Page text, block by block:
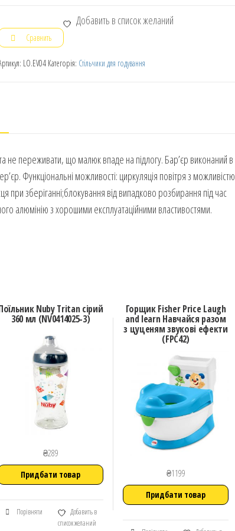
Добавить в список желаний
Сравнить
LO.EV04 Категорія: Стільчики для годування
не переживати, що малюк впаде на підлогу. Бар’єр виконаний в
Функціональні можливості: циркуляція повітря з можливістю
при зберіганні;блокування від випадково розбирання під час
алюмінію з хорошими експлуатаційними властивостями.
Nuby Tritan сірий
360 мл (NV0414025-3)
₴289
Придбати товар
Порівняти
Добавить в
список желаний
Горщик Fisher Price Laugh
and learn Навчайся разом
з цуценям звукові ефекти
(FPC42)
₴1199
Придбати товар